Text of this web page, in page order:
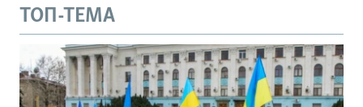
ТОП-ТЕМА